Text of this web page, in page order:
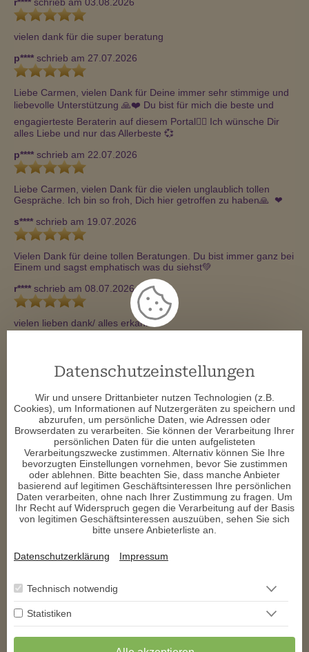
vielen dank für die super beratung
p**** schrieb am 27.07.2026
Liebe Carmen, vielen Dank für Deine immer sehr stimmige und
liebevolle Unterstützung 🙏❤️ Du bist für mich die beste und
engagierteste Beraterin auf diesem Portal🧚‍♀️ Ich wünsche Dir
alles Liebe und nur das Allerbeste 💞
p**** schrieb am 22.07.2026
Liebe Carmen, vielen Dank für die vielen unglaublich tollen
Gespräche. Ich bin so froh, Dich hier getroffen zu haben🙏  ❤
s**** schrieb am 19.07.2026
Vielen Dank für deine tollen Beratungen. Du bist immer ganz bei
Einem und sagst emphatisch was du siehst💚
r**** schrieb am 08.07.2026
vielen lieben dank/ alles erkannt
Liebe Carmen, das war wieder einmal ein sehr hilfreiches,
p****schrieb am 26.06.2026
Vielen Dank liebe Carmen 🙏   Das war wieder ein
Spitzengespräche voller hilfreicher Informationen ❤
r****schrieb am 16.06.2026
vielen dank für die super beratung
schrieb am 15.06.2026
1 2 3 4 5 6 > >>
AstroGroup-Portalen
Datenschutzeinstellungen
Wir und unsere Drittanbieter nutzen Technologien (z.B.
Cookies), um Informationen auf Nutzergeräten zu speichern und
abzurufen, um persönliche Daten, wie Adressen oder
Browserdaten zu verarbeiten. Sie können der Verarbeitung Ihrer
persönlichen Daten für die unten aufgelisteten
Verarbeitungszwecke zustimmen. Alternativ können Sie Ihre
bevorzugten Einstellungen vornehmen, bevor Sie zustimmen
oder ablehnen. Bitte beachten Sie, dass manche Anbieter
basierend auf legitimen Geschäftsinteressen Ihre persönlichen
Daten verarbeiten, ohne nach Ihrer Zustimmung zu fragen. Um
Ihr Recht auf Widerspruch gegen die Verarbeitung auf der Basis
von legitimen Geschäftsinteressen auszuüben, sehen Sie sich
bitte unsere Anbieterliste an.
Datenschutzerklärung Impressum
Technisch notwendig
Statistiken